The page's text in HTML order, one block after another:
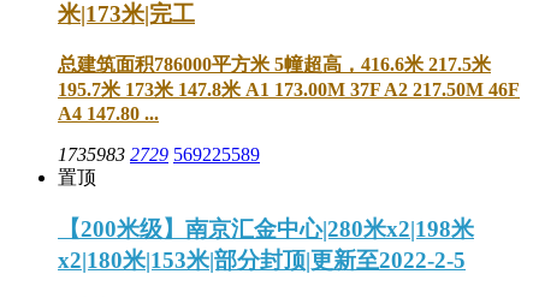
米|173米|完工
总建筑面积786000平方米 5幢超高，416.6米 217.5米
195.7米 173米 147.8米 A1 173.00M 37F A2 217.50M 46F
A4 147.80 ...
1735983 2729 569225589
置顶
【200米级】南京汇金中心|280米x2|198米
x2|180米|153米|部分封顶|更新至2022-2-5